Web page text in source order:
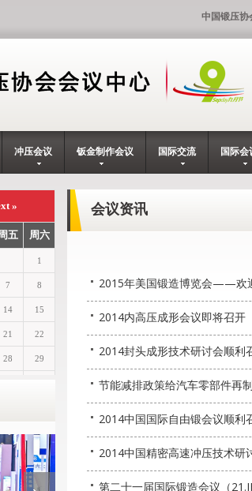
中国锻压协
冲压会议 钣金制作会议 国际交流 国际会
会议资讯
2015年美国锻造博览会——欢
2014内高压成形会议即将召开
2014封头成形技术研讨会顺利
节能减排政策给汽车零部件再
2014中国国际自由锻会议顺利
2014中国精密高速冲压技术研
第二十一届国际锻造会议（